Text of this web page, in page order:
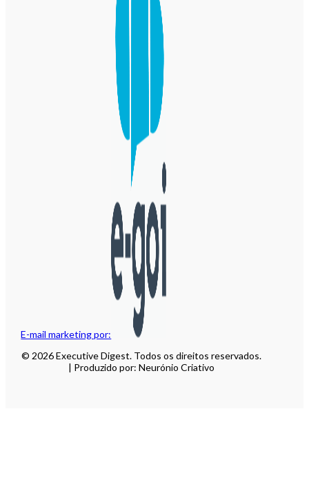
E-mail marketing por:
© 2026 Executive Digest. Todos os direitos reservados.
| Produzido por: Neurónio Criativo